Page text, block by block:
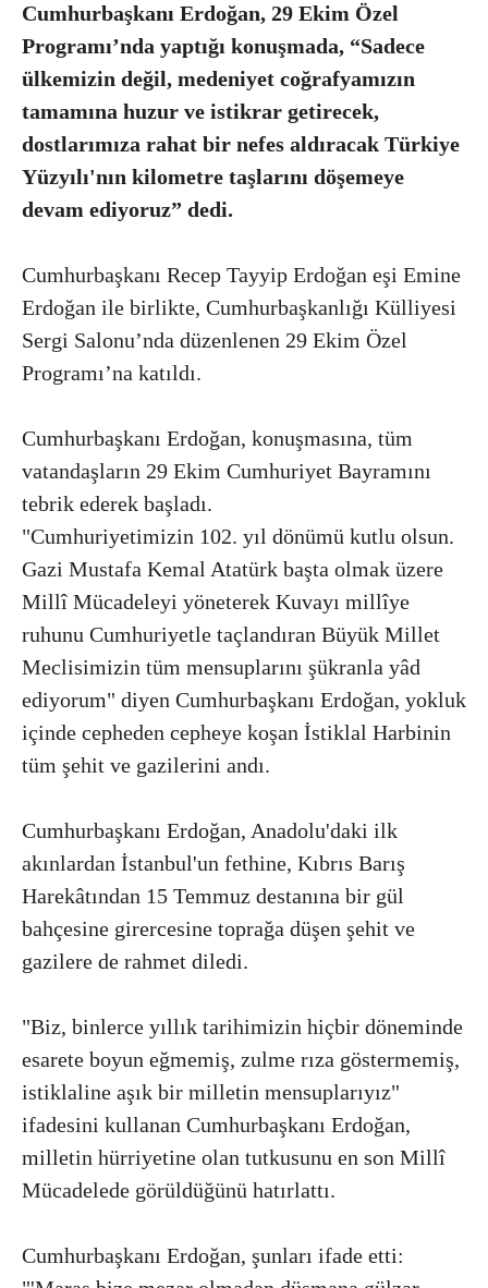
Cumhurbaşkanı Erdoğan, 29 Ekim Özel
Programı’nda yaptığı konuşmada, “Sadece
ülkemizin değil, medeniyet coğrafyamızın
tamamına huzur ve istikrar getirecek,
dostlarımıza rahat bir nefes aldıracak Türkiye
Yüzyılı'nın kilometre taşlarını döşemeye
devam ediyoruz” dedi.
Cumhurbaşkanı Recep Tayyip Erdoğan eşi Emine
Erdoğan ile birlikte, Cumhurbaşkanlığı Külliyesi
Sergi Salonu’nda düzenlenen 29 Ekim Özel
Programı’na katıldı.
Cumhurbaşkanı Erdoğan, konuşmasına, tüm
vatandaşların 29 Ekim Cumhuriyet Bayramını
tebrik ederek başladı.
"Cumhuriyetimizin 102. yıl dönümü kutlu olsun.
Gazi Mustafa Kemal Atatürk başta olmak üzere
Millî Mücadeleyi yöneterek Kuvayı millîye
ruhunu Cumhuriyetle taçlandıran Büyük Millet
Meclisimizin tüm mensuplarını şükranla yâd
ediyorum" diyen Cumhurbaşkanı Erdoğan, yokluk
içinde cepheden cepheye koşan İstiklal Harbinin
tüm şehit ve gazilerini andı.
Cumhurbaşkanı Erdoğan, Anadolu'daki ilk
akınlardan İstanbul'un fethine, Kıbrıs Barış
Harekâtından 15 Temmuz destanına bir gül
bahçesine girercesine toprağa düşen şehit ve
gazilere de rahmet diledi.
"Biz, binlerce yıllık tarihimizin hiçbir döneminde
esarete boyun eğmemiş, zulme rıza göstermemiş,
istiklaline aşık bir milletin mensuplarıyız"
ifadesini kullanan Cumhurbaşkanı Erdoğan,
milletin hürriyetine olan tutkusunu en son Millî
Mücadelede görüldüğünü hatırlattı.
Cumhurbaşkanı Erdoğan, şunları ifade etti: